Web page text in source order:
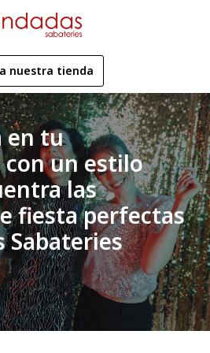
nuestra tienda
en tu
un estilo
las
fiesta perfectas
Sabateries